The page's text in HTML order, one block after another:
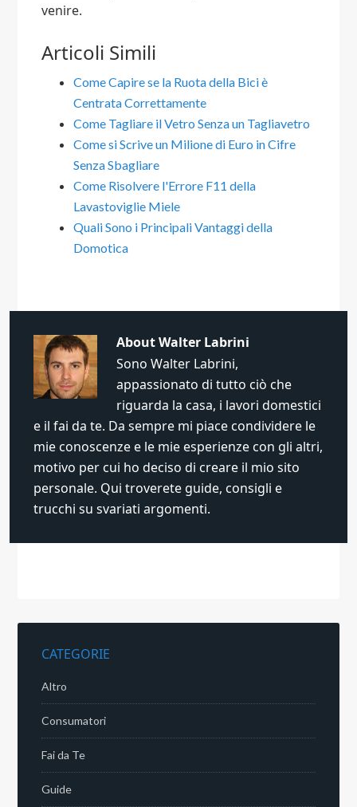
venire.
Articoli Simili
Come Capire se la Ruota della Bici è
Centrata Correttamente
Come Tagliare il Vetro Senza un Tagliavetro
Come si Scrive un Milione di Euro in Cifre
Senza Sbagliare
Come Risolvere l'Errore F11 della
Lavastoviglie Miele
Quali Sono i Principali Vantaggi della
Domotica
AboutWalter Labrini
Sono Walter Labrini,
appassionato di tutto ciò che
riguarda la casa, i lavori domestici
e il fai da te. Da sempre mi piace condividere le
mie conoscenze e le mie esperienze con gli altri,
motivo per cui ho deciso di creare il mio sito
personale. Qui troverete guide, consigli e
trucchi su svariati argomenti.
CATEGORIE
Altro
Consumatori
Fai da Te
Guide